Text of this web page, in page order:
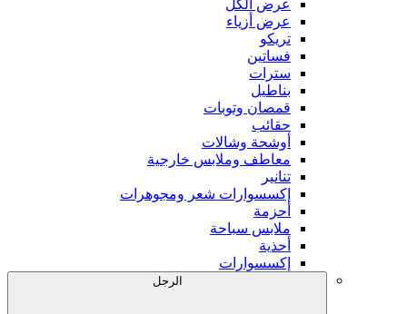
عرض الكل
عرض أزياء
تريكو
فساتين
سترات
بناطيل
قمصان وتوبات
حقائب
أوشحة وشالات
معاطف وملابس خارجية
تنانير
إكسسوارات شعر ومجوهرات
أحزمة
ملابس سباحة
أحذية
إكسسوارات
الرجل